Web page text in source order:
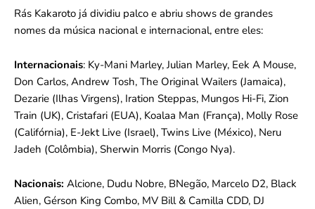
Rás Kakaroto já dividiu palco e abriu shows de grandes
nomes da música nacional e internacional, entre eles:
Internacionais: Ky-Mani Marley, Julian Marley, Eek A Mouse,
Don Carlos, Andrew Tosh, The Original Wailers (Jamaica),
Dezarie (Ilhas Virgens), Iration Steppas, Mungos Hi-Fi, Zion
Train (UK), Cristafari (EUA), Koalaa Man (França), Molly Rose
(Califórnia), E-Jekt Live (Israel), Twins Live (México), Neru
Jadeh (Colômbia), Sherwin Morris (Congo Nya).
Nacionais: Alcione, Dudu Nobre, BNegão, Marcelo D2, Black
Alien, Gérson King Combo, MV Bill & Camilla CDD, DJ